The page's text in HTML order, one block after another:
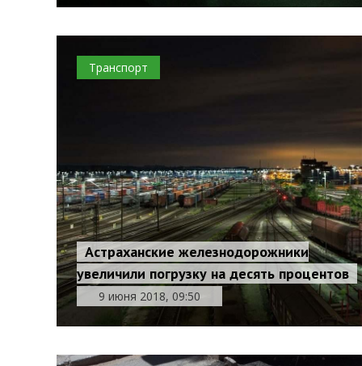
Транспорт
Астраханские железнодорожники
увеличили погрузку на десять процентов
9 июня 2018, 09:50